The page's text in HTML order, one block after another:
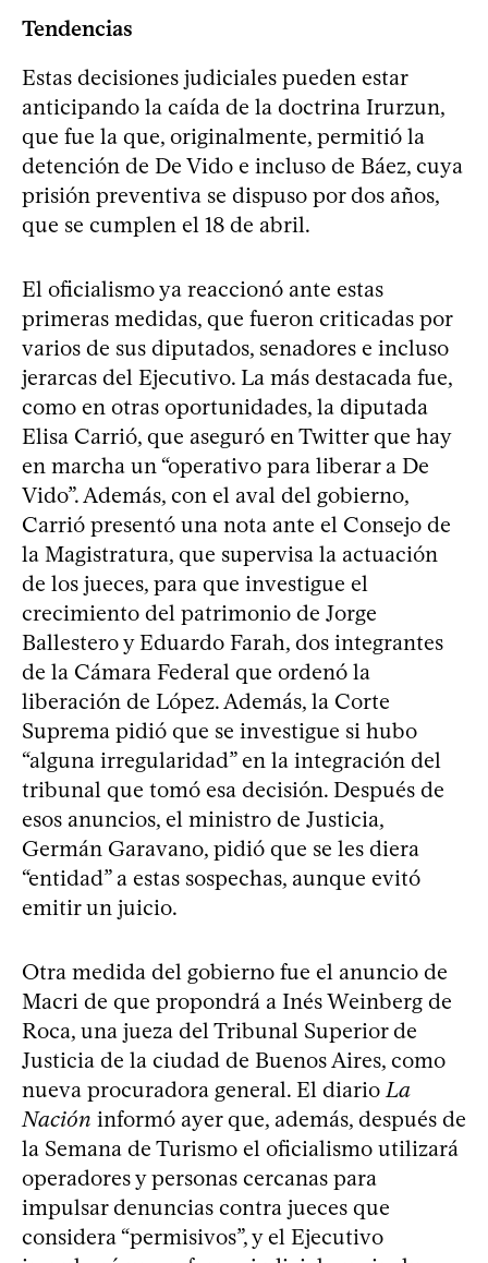
Tendencias
Estas decisiones judiciales pueden estar
anticipando la caída de la doctrina Irurzun,
que fue la que, originalmente, permitió la
detención de De Vido e incluso de Báez, cuya
prisión preventiva se dispuso por dos años,
que se cumplen el 18 de abril.
El oficialismo ya reaccionó ante estas
primeras medidas, que fueron criticadas por
varios de sus diputados, senadores e incluso
jerarcas del Ejecutivo. La más destacada fue,
como en otras oportunidades, la diputada
Elisa Carrió, que aseguró en Twitter que hay
en marcha un “operativo para liberar a De
Vido”. Además, con el aval del gobierno,
Carrió presentó una nota ante el Consejo de
la Magistratura, que supervisa la actuación
de los jueces, para que investigue el
crecimiento del patrimonio de Jorge
Ballestero y Eduardo Farah, dos integrantes
de la Cámara Federal que ordenó la
liberación de López. Además, la Corte
Suprema pidió que se investigue si hubo
“alguna irregularidad” en la integración del
tribunal que tomó esa decisión. Después de
esos anuncios, el ministro de Justicia,
Germán Garavano, pidió que se les diera
“entidad” a estas sospechas, aunque evitó
emitir un juicio.
Otra medida del gobierno fue el anuncio de
Macri de que propondrá a Inés Weinberg de
Roca, una jueza del Tribunal Superior de
Justicia de la ciudad de Buenos Aires, como
nueva procuradora general. El diarioLa
Nación informó ayer que, además, después de
la Semana de Turismo el oficialismo utilizará
operadores y personas cercanas para
impulsar denuncias contra jueces que
considera “permisivos”, y el Ejecutivo